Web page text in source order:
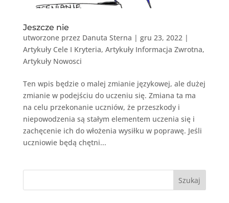
Jeszcze nie
utworzone przez Danuta Sterna | gru 23, 2022|
Artykuły Cele I Kryteria, Artykuły Informacja Zwrotna,
Artykuły Nowosci
Ten wpis będzie o malej zmianie językowej, ale dużej
zmianie w podejściu do uczeniu się. Zmiana ta ma
na celu przekonanie uczniów, że przeszkody i
niepowodzenia są stałym elementem uczenia się i
zachęcenie ich do włożenia wysiłku w poprawę. Jeśli
uczniowie będą chętni...
Szukaj